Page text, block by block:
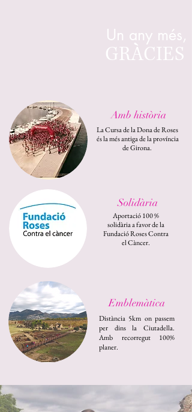
Un any més,
GRÀCIES
Amb història
La Cursa de la Dona de Roses
és la més antiga de la província
de Girona.
Solidària
Aportació 100 %
solidària a favor de la
Fundació Roses Contra
el Càncer.
Emblemàtica
Distància 5km on passem
per dins la Ciutadella.
Amb recorregut 100%
planer.